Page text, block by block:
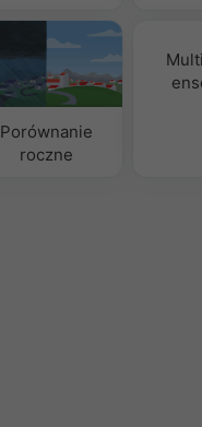
Porównanie
roczne